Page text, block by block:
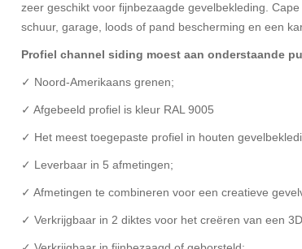
zeer geschikt voor fijnbezaagde gevelbekleding.
schuur, garage, loods of pand bescherming en een
Profiel channel siding moest aan onderstaande
✓ Noord-Amerikaans grenen;
✓ Afgebeeld profiel is kleur RAL 9005
✓ Het meest toegepaste profiel in houten
✓ Leverbaar in 5 afmetingen;
✓ Afmetingen te combineren voor een creatieve
✓ Verkrijgbaar in 2 diktes voor het creëren van een